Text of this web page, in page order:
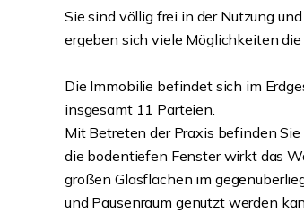
Sie sind völlig frei in der Nutzung
ergeben sich viele Möglichkeiten
Die Immobilie befindet sich im
insgesamt 11 Parteien.
Mit Betreten der Praxis befinden
die bodentiefen Fenster wirkt das
großen Glasflächen im
und Pausenraum genutzt werden